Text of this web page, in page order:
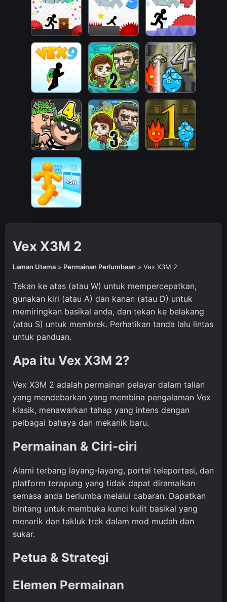
Vex X3M 2
Laman Utama » Permainan Perlumbaan » Vex X3M 2
Tekan ke atas (atau W) untuk mempercepatkan,
gunakan kiri (atau A) dan kanan (atau D) untuk
memiringkan basikal anda, dan tekan ke belakang
(atau S) untuk membrek. Perhatikan tanda lalu lintas
untuk panduan.
Apa itu Vex X3M 2?
Vex X3M 2 adalah permainan pelayar dalam talian
yang mendebarkan yang membina pengalaman Vex
klasik, menawarkan tahap yang intens dengan
pelbagai bahaya dan mekanik baru.
Permainan & Ciri-ciri
Alami terbang layang-layang, portal teleportasi, dan
platform terapung yang tidak dapat diramalkan
semasa anda berlumba melalui cabaran. Dapatkan
bintang untuk membuka kunci kulit basikal yang
menarik dan takluk trek dalam mod mudah dan
sukar.
Petua & Strategi
Elemen Permainan